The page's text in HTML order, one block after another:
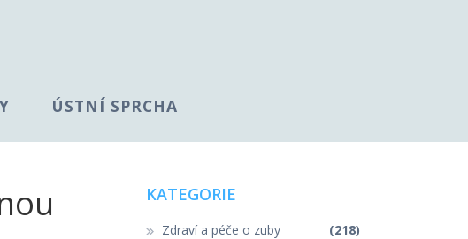
ÚSTNÍ SPRCHA
KATEGORIE
Zdraví a péče o zuby (218)